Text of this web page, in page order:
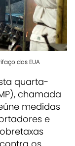
dos EUA
quarta-
chamada
medidas
e